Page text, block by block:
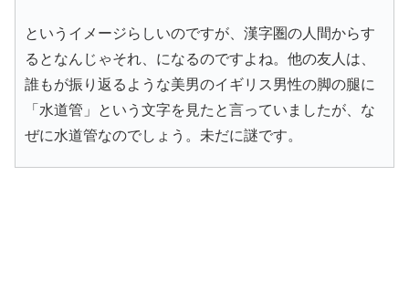
というイメージらしいのですが、漢字圏の人間からす
るとなんじゃそれ、になるのですよね。他の友人は、
誰もが振り返るような美男のイギリス男性の脚の腿に
「水道管」という文字を見たと言っていましたが、な
ぜに水道管なのでしょう。未だに謎です。